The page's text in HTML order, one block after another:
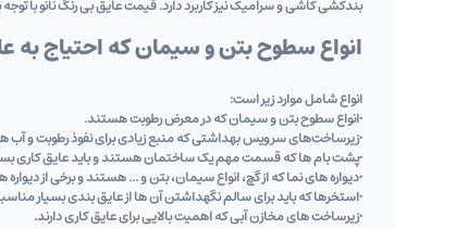
بندکشی کاشی و سرامیک نیز کاربرد دارد. قیمت عایق بی رنگ نانو با
انواع سطوح بتن و سیمان که احتیاج به
انواع شامل موارد زیر است:
•انواع سطوح بتن و سیمان که در معرض رطوبت هستند.
•زیرساخت‌های سرویس بهداشتی که منبع زیادی برای نفوذ رطوبت و آب
•پشت بام‌ ها که قسمت مهم یک ساختمان هستند و باید عایق‌ کاری
•دیواره‌ های نما که از گچ، انواع سیمان، بتن و ... هستند و برخی از
•استخرها که باید برای سالم نگهداشتن آن ها از عایق ‌بندی بسیار
•زیرساخت ‌های مخازن آبی که اهمیت بالایی برای عایق‌ کاری دارند.